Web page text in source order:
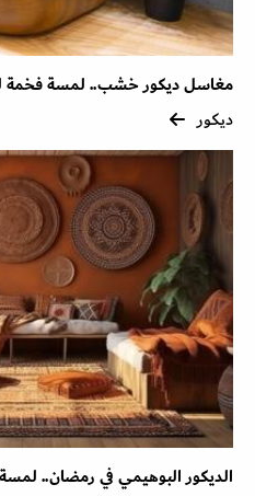
مغاسل ديكور خشب.. لمسة فخمة
ديكور
الديكور البوهيمي في رمضان..